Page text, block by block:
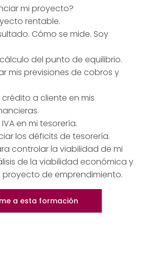
mi proyecto?
rentable.
Cómo se mide. Soy
del punto de equilibrio.
mis previsiones de cobros y
crédito a cliente en mis
en mi tesorería.
los déficits de tesorería.
controlar la viabilidad de mi
de la viabilidad económica y
de emprendimiento.
a esta formación